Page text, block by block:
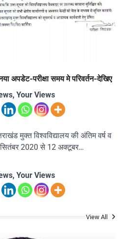
अपडेट-परीक्षा समय मे परिवर्तन-देखिए
Your Views
मुक्त विश्वविद्यालय की अंतिम वर्ष व
सितंबर 2020 से 12 अक्टूबर…
Your Views
View All